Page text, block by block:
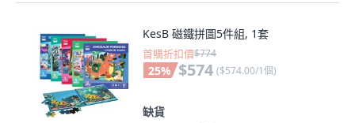
KesB 磁鐵拼圖5件組, 1套
首購折扣價$774
25% $574 ($574.00/1個)
缺貨